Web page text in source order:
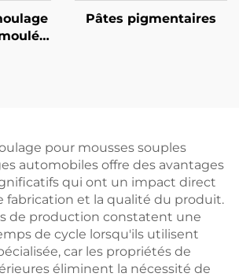
Pâtes pigmentaires
pour mousses souples
automobiles offre des avantages
qui ont un impact direct
fabrication et la qualité du produit.
de production constatent une
de cycle lorsqu'ils utilisent
car les propriétés de
éliminent la nécessité de